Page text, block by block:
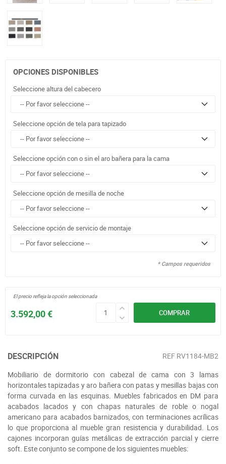
OPCIONES DISPONIBLES
Seleccione altura del cabecero
Seleccione opción de tela para tapizado
Seleccione opción con o sin el aro bañera para la cama
Seleccione opción de mesilla de noche
Seleccione opción de servicio de montaje
* Campos requeridos
COMPRAR
3.592,00 €
El precio refleja la opción seleccionada
DESCRIPCIÓN REF RV1184-MB2
Mobiliario de dormitorio con cabezal de cama con 3 lamas
horizontales tapizadas y aro bañera con patas y mesillas bajas con
forma curvada en las esquinas. Muebles fabricados en DM para
acabados lacados y con chapas naturales de roble o nogal
americano para acabados barnizados, con terminaciones acrílicas
lo que proporciona al mueble gran resistencia y durabilidad. Los
cajones incorporan guías metálicas de extracción parcial y cierre
soft. Este conjunto se compone de los siguientes muebles: